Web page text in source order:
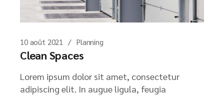
10 août 2021 Planning
Clean Spaces
Lorem ipsum dolor sit amet, consectetur
adipiscing elit. In augue ligula, feugia